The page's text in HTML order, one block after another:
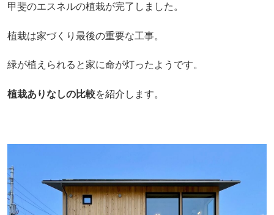
甲斐のエスネルの植栽が完了しました。
植栽は家づくり最後の重要な工事。
緑が植えられると家に命が灯ったようです。
植栽ありなしの比較を紹介します。